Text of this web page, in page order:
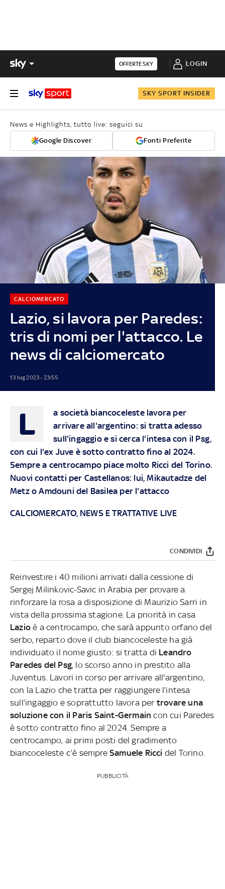
OFFERTE SKY LOGIN
SKY SPORT INSIDER
News e Highlights, tutto live: seguici su
Google Discover Fonti Preferite
Lazio, si lavora per Paredes:
tris di nomi per l'attacco. Le
news di calciomercato
CALCIOMERCATO
13 lug 2023 - 23:55
L
a società biancoceleste lavora per
arrivare all'argentino: si tratta adesso
sull'ingaggio e si cerca l'intesa con il Psg,
con cui l'ex Juve è sotto contratto fino al 2024.
Sempre a centrocampo piace molto Ricci del Torino.
Nuovi contatti per Castellanos: lui, Mikautadze del
Metz o Amdouni del Basilea per l'attacco
CALCIOMERCATO, NEWS E TRATTATIVE LIVE
CONDIVIDI
Reinvestire i 40 milioni arrivati dalla cessione di
Sergej Milinkovic-Savic in Arabia per provare a
rinforzare la rosa a disposizione di Maurizio Sarri in
vista della prossima stagione. La priorità in casa
Lazio è a centrocampo, che sarà appunto orfano del
serbo, reparto dove il club biancoceleste ha già
individuato il nome giusto: si tratta di Leandro
Paredes del Psg, lo scorso anno in prestito alla
Juventus. Lavori in corso per arrivare all'argentino,
con la Lazio che tratta per raggiungere l’intesa
sull’ingaggio e soprattutto lavora per trovare una
soluzione con il Paris Saint-Germain con cui Paredes
è sotto contratto fino al 2024. Sempre a
centrocampo, ai primi posti del gradimento
biancoceleste c’è sempre Samuele Ricci del Torino.
PUBBLICITÀ